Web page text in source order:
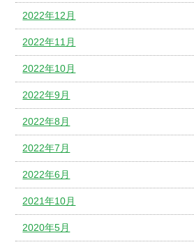
2022年12月
2022年11月
2022年10月
2022年9月
2022年8月
2022年7月
2022年6月
2021年10月
2020年5月